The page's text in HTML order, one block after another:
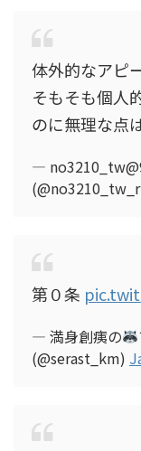
体外的なアピ
そもそも個人
のに無理な点
—
第０条
— 満身創痍の
(@serast_km)